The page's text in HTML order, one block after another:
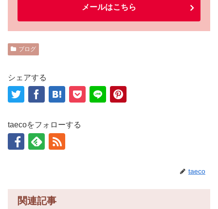
メールはこちら
ブログ
シェアする
taecoをフォローする
taeco
関連記事